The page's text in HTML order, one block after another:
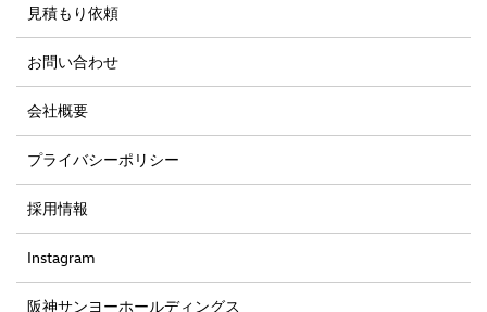
見積もり依頼
お問い合わせ
会社概要
プライバシーポリシー
採用情報
Instagram
阪神サンヨーホールディングス